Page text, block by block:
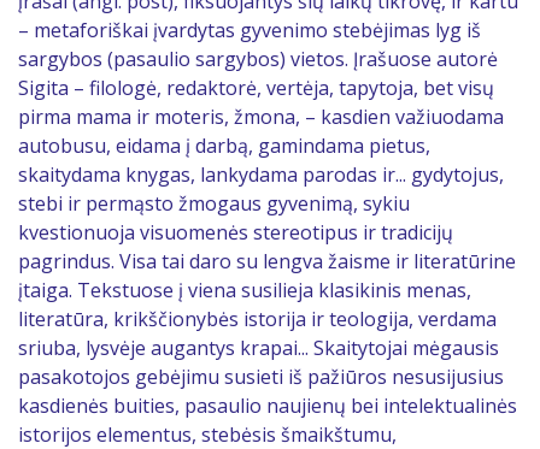
– metaforiškai įvardytas gyvenimo stebėjimas lyg iš
sargybos (pasaulio sargybos) vietos. Įrašuose autorė
Sigita – filologė, redaktorė, vertėja, tapytoja, bet visų
pirma mama ir moteris, žmona, – kasdien važiuodama
autobusu, eidama į darbą, gamindama pietus,
skaitydama knygas, lankydama parodas ir... gydytojus,
stebi ir permąsto žmogaus gyvenimą, sykiu
kvestionuoja visuomenės stereotipus ir tradicijų
pagrindus. Visa tai daro su lengva žaisme ir literatūrine
įtaiga. Tekstuose į viena susilieja klasikinis menas,
literatūra, krikščionybės istorija ir teologija, verdama
sriuba, lysvėje augantys krapai... Skaitytojai mėgausis
pasakotojos gebėjimu susieti iš pažiūros nesusijusius
kasdienės buities, pasaulio naujienų bei intelektualinės
istorijos elementus, stebėsis šmaikštumu,